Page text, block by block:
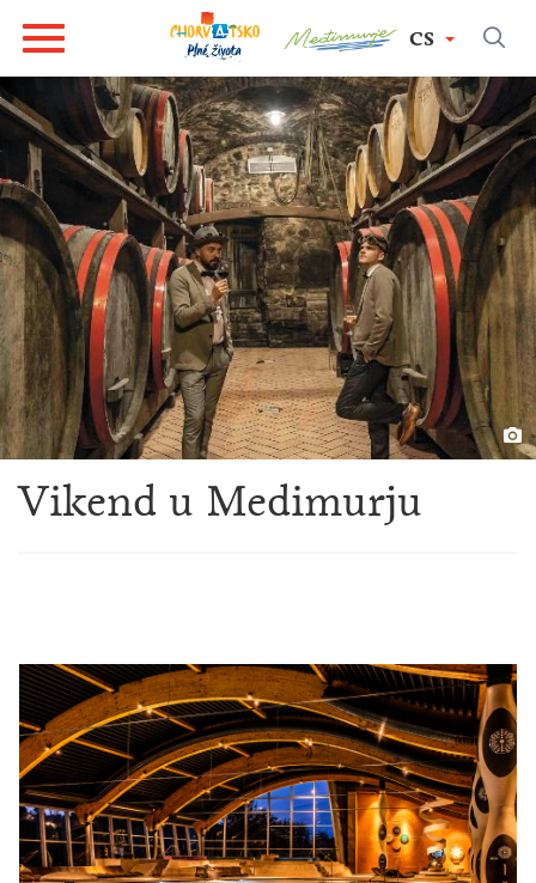
CS
Vikend u Medimurju